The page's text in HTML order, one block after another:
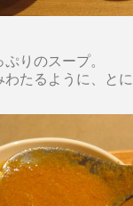
りのスープ。
たるように、と